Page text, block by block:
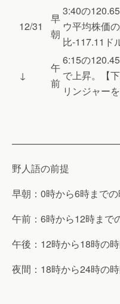
12/31
早
朝
3:40の
ウ平均株価
比-117.11ド
↓
午
前
6:15の
で上昇。【
リンジャー
野人語の前提
早朝：0時から6時までの
午前：6時から12時まで
午後：12時から18時の時
夜間：18時から24時の時